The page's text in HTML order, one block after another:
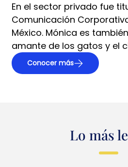
En el sector privado fue
Comunicación
México. Mónica es
amante de los gatos y el
Conocer más
Lo más